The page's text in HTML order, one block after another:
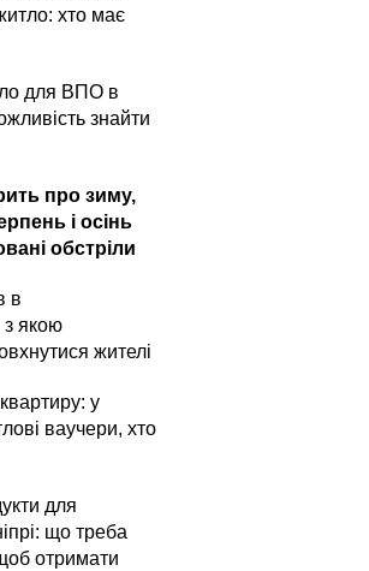
хто має
для ВПО в
знайти
про зиму,
і осінь
обстріли
в
з якою
жителі
у
ваучери, хто
для
що треба
отримати